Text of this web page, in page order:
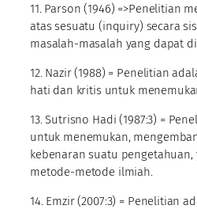
11. Parson (1946) =>Penelitian
atas sesuatu (inquiry) secara
masalah-masalah yang dapat
12. Nazir (1988) = Penelitian
hati dan kritis untuk
13. Sutrisno Hadi (1987:3) =
untuk menemukan,
kebenaran suatu
metode-metode ilmiah.
14. Emzir (2007:3) = Penelitian